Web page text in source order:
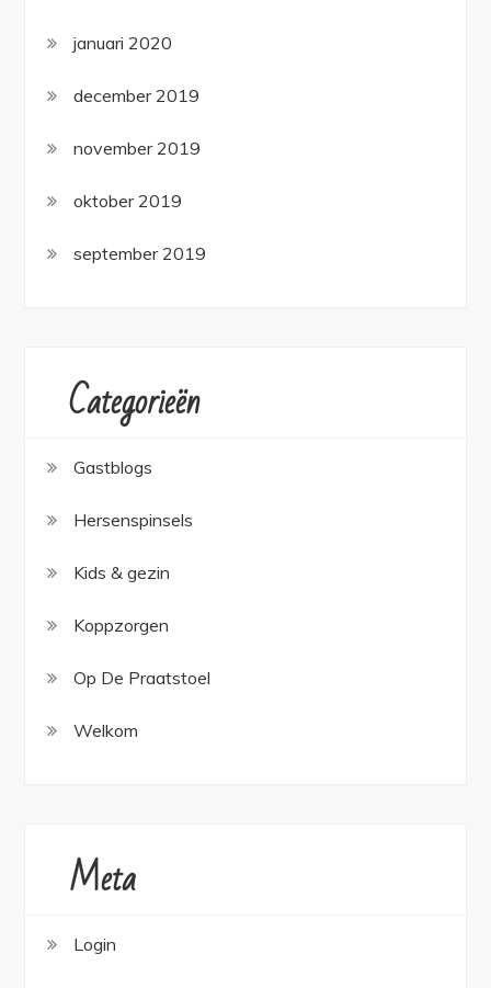
januari 2020
december 2019
november 2019
oktober 2019
september 2019
Categorieën
Gastblogs
Hersenspinsels
Kids & gezin
Koppzorgen
Op De Praatstoel
Welkom
Meta
Login